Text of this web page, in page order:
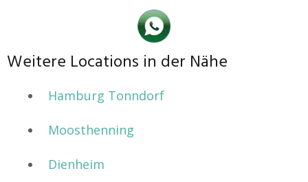
Weitere Locations in der Nähe
Hamburg Tonndorf
Moosthenning
Dienheim